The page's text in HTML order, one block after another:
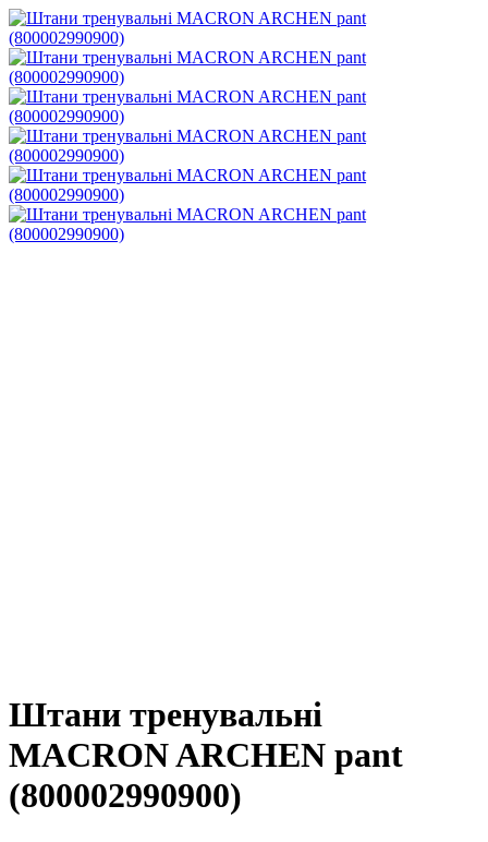
Штани тренувальні
MACRON ARCHEN pant
(800002990900)